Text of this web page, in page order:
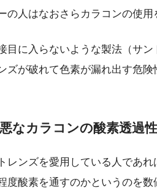
の人はなおさらカラコンの使用
目に入らないような製法（サ
ズが破れて色素が漏れ出す危険
なカラコンの酸素透過
レンズを愛用している人であ
度酸素を通すのかというのを